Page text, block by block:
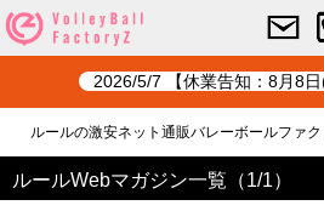
2026/5/7 【休業告知：8月8日
ルールの激安ネット通販バレーボールファ
ルールWebマガジン一覧（1/1）